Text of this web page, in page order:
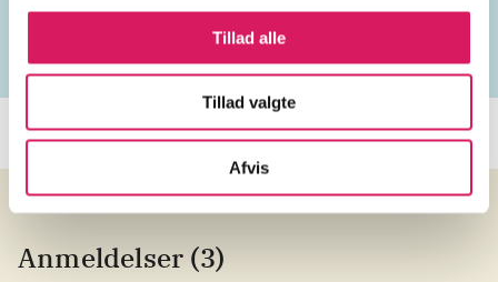
Tillad alle
Tillad valgte
Afvis
Anmeldelser (3)